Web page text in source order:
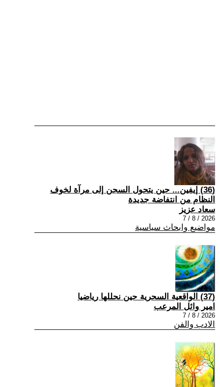
(36) إيفين... حين يتحول السجن إلى مرآة لخوف
النظام من انتفاضة جديدة
سعاد عزيز
2026 / 8 / 7
مواضيع وابحاث سياسية
(37) الواقعية السحرية حين نحللها رياضيا
امير وائل المرعب
2026 / 8 / 7
الادب والفن